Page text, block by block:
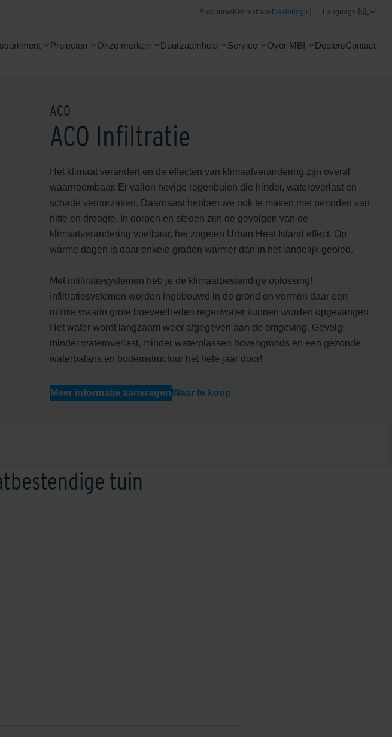
Brochures KennisbankDealerlogin Language:NL
Projecten Onze merken Duurzaamheid Service Over MBI DealersContact
ACO
ACO Infiltratie
Het klimaat verandert en de effecten van klimaatverandering zijn overal
waarneembaar. Er vallen hevige regenbuien die hinder, wateroverlast en
schade veroorzaken. Daarnaast hebben we ook te maken met perioden van
hitte en droogte. In dorpen en steden zijn de gevolgen van de
klimaatverandering voelbaar, het zogeten Urban Heat Island effect. Op
warme dagen is daar enkele graden warmer dan in het landelijk gebied.
Met infiltratiesystemen heb je de klimaatbestendige oplossing!
Infiltratiesystemen worden ingebouwd in de grond en vormen daar een
ruimte waarin grote hoeveelheden regenwater kunnen worden opgevangen.
Het water wordt langzaam weer afgegeven aan de omgeving. Gevolg:
minder wateroverlast, minder waterplassen bovengronds en een gezonde
waterbalans en bodemstructuur het hele jaar door!
Meer informatie aanvragenWaar te koop
tuin